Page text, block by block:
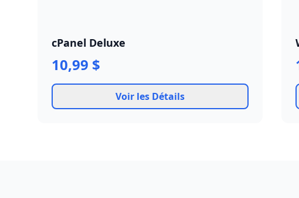
cPanel Deluxe
10,99 $
Voir les Détails